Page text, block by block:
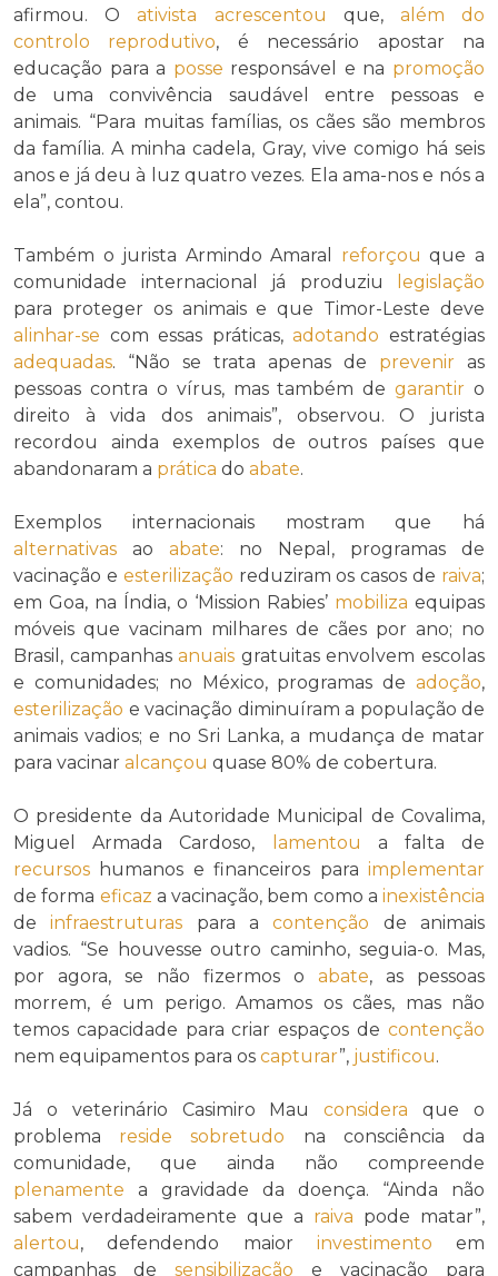
afirmou. Oativista acrescentou que, além do
controlo reprodutivo, é necessário apostar na
educação para a posse responsável e na promoção
de uma convivência saudável entre pessoas e
animais. “Para muitas famílias, os cães são membros
da família. A minha cadela, Gray, vive comigo há seis
anos e já deu à luz quatro vezes. Ela ama-nos e nós a
ela”, contou.
Também o jurista Armindo Amaral reforçou que a
comunidade internacional já produziu
legislação
para proteger os animais e que Timor-Leste deve
alinhar-se com essas práticas,adotando estratégias
adequadas. “Não se trata apenas de prevenir as
pessoas contra o vírus, mas também degarantir o
direito à vida dos animais”, observou. O jurista
recordou ainda exemplos de outros países que
abandonaram a prática do abate.
Exemplos internacionais mostram que há
alternativas ao abate: no Nepal, programas de
vacinação e esterilização reduziram os casos de raiva;
em Goa, na Índia, o ‘Mission Rabies’ mobiliza equipas
móveis que vacinam milhares de cães por ano; no
Brasil, campanhasanuais gratuitas envolvem escolas
e comunidades; no México, programas de adoção,
esterilização e vacinação diminuíram a população de
animais vadios; e no Sri Lanka, a mudança de matar
para vacinar alcançou quase 80% de cobertura.
O presidente da Autoridade Municipal de Covalima,
Miguel Armada Cardoso,
lamentou a falta de
recursos humanos e financeiros para implementar
de forma eficaz a vacinação, bem como a inexistência
deinfraestruturas para acontenção de animais
vadios. “Se houvesse outro caminho, seguia-o. Mas,
por agora, se não fizermos o abate, as pessoas
morrem, é um perigo. Amamos os cães, mas não
temos capacidade para criar espaços de contenção
nem equipamentos para os capturar”, justificou.
Já o veterinário Casimiro Mauconsidera que o
problema reside sobretudo na consciência da
comunidade, que ainda não compreende
plenamente a gravidade da doença. “Ainda não
sabem verdadeiramente que a raiva pode matar”,
alertou, defendendo maior investimento em
campanhas de sensibilização e vacinação para